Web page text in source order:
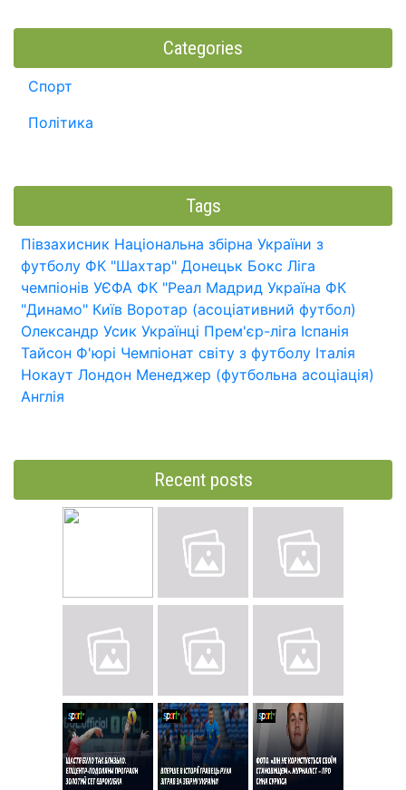
Categories
Спорт
Політика
Tags
Півзахисник Національна збірна України з
футболу ФК "Шахтар" Донецьк Бокс Ліга
чемпіонів УЄФА ФК "Реал Мадрид Україна ФК
"Динамо" Київ Воротар (асоціативний футбол)
Олександр Усик Українці Прем'єр-ліга Іспанія
Тайсон Ф'юрі Чемпіонат світу з футболу Італія
Нокаут Лондон Менеджер (футбольна асоціація)
Англія
Recent posts